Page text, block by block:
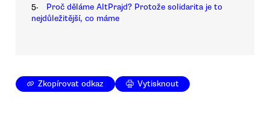
5.
Proč děláme AltPrajd? Protože solidarita je to
nejdůležitější, co máme
Zkopírovat odkaz Vytisknout